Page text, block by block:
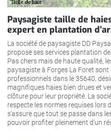
Paysagiste taille de
expert en plantation
La société de paysagiste DD
propose ses services plantation
Pas chers mais de haute qualité,
paysagiste à Forges La Foret
professionnels dans le 35640,
magnifiques haies bien drues et
clôture pour leur propriété. La
respecte les normes requises lors
s’assure que tout se passe dans
pouvoir profiter pleinement d’un